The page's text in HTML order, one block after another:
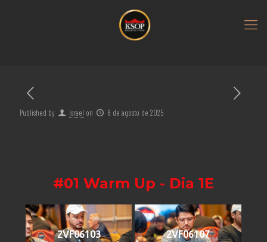
Published by israel on 8 de agosto de 2025
#01 Warm Up - Dia 1E
2VF06103 2VF06107